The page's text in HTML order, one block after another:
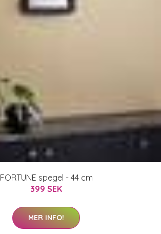
FORTUNE spegel - 44 cm
399 SEK
MER INFO!